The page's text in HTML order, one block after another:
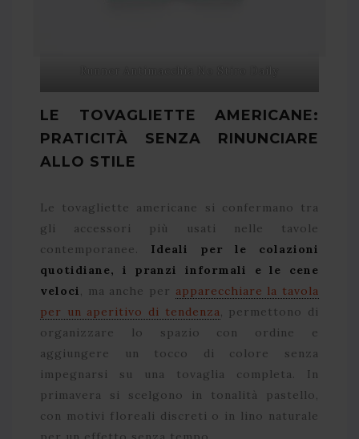
Runner Antimacchia No Stiro Daily
LE TOVAGLIETTE AMERICANE:
PRATICITÀ SENZA RINUNCIARE
ALLO STILE
Le tovagliette americane si confermano tra
gli accessori più usati nelle tavole
contemporanee. Ideali per le colazioni
quotidiane, i pranzi informali e le cene
veloci, ma anche per apparecchiare la tavola
per un aperitivo di tendenza, permettono di
organizzare lo spazio con ordine e
aggiungere un tocco di colore senza
impegnarsi su una tovaglia completa. In
primavera si scelgono in tonalità pastello,
con motivi floreali discreti o in lino naturale